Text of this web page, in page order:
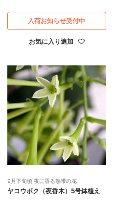
お気に入り追加
入荷お知らせ受付中
9月下旬頃 夜に香る熱帯の花
ヤコウボク（夜香木）5号鉢植え